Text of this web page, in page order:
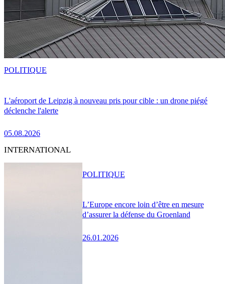
L'aéroport de Leipzig à nouveau pris pour cible : un drone piégé
déclenche l'alerte
05.08.2026
POLITIQUE
INTERNATIONAL
L’Europe encore loin d’être en mesure
d’assurer la défense du Groenland
26.01.2026
POLITIQUE